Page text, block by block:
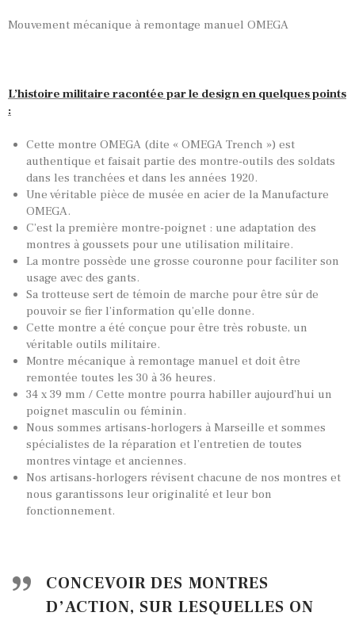
TOUTES NOS VINTAGES
MONTRES PAR HISTOIRES
CONTACTS & HISTORIQUE
PANIER
Mouvement mécanique à remontage manuel OMEGA
L’histoire militaire racontée par le design en quelques points
:
Cette montre OMEGA (dite « OMEGA Trench ») est
authentique et faisait partie des montre-outils des soldats
dans les tranchées et dans les années 1920.
Une véritable pièce de musée en acier de la Manufacture
OMEGA.
C’est la première montre-poignet : une adaptation des
montres à goussets pour une utilisation militaire.
La montre possède une grosse couronne pour faciliter son
usage avec des gants.
Sa trotteuse sert de témoin de marche pour être sûr de
pouvoir se fier l’information qu’elle donne.
Cette montre a été conçue pour être très robuste, un
véritable outils militaire.
Montre mécanique à remontage manuel et doit être
remontée toutes les 30 à 36 heures.
34 x 39 mm / Cette montre pourra habiller aujourd’hui un
poignet masculin ou féminin.
Nous sommes artisans-horlogers à Marseille et sommes
spécialistes de la réparation et l’entretien de toutes
montres vintage et anciennes.
Nos artisans-horlogers révisent chacune de nos montres et
nous garantissons leur originalité et leur bon
fonctionnement.
CONCEVOIR DES MONTRES
D’ACTION, SUR LESQUELLES ON